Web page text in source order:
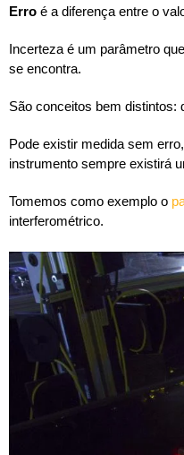
Erro é a diferença entre o
Incerteza é um parâmetro
se encontra.
São conceitos bem distintos:
Pode existir medida sem
instrumento sempre existirá
Tomemos como exemplo o
interferométrico.